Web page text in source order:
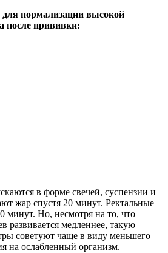
нормализации высокой
после прививки:
в форме свечей, суспензии и
жар спустя 20 минут. Ректальные
минут. Но, несмотря на то, что
развивается медленнее, такую
советуют чаще в виду меньшего
на ослабленный организм.